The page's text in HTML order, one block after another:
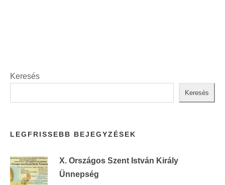
Keresés
Keresés
LEGFRISSEBB BEJEGYZÉSEK
X. Országos Szent István Király
Ünnepség